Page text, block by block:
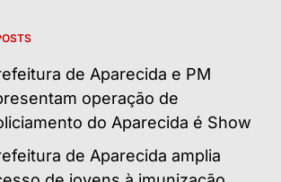
de Aparecida e PM
operação de
do Aparecida é Show
de Aparecida amplia